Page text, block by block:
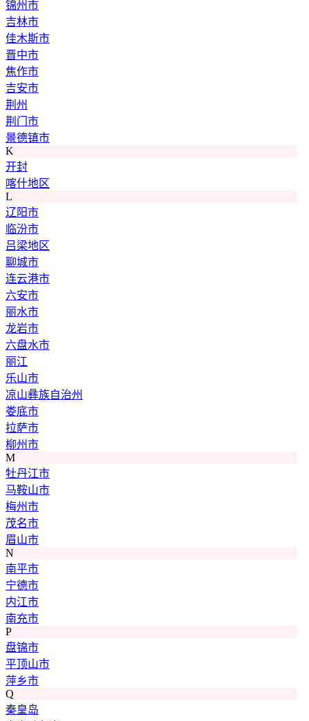
锦州市
吉林市
佳木斯市
晋中市
焦作市
吉安市
荆州
荆门市
景德镇市
K
开封
喀什地区
L
辽阳市
临汾市
吕梁地区
聊城市
连云港市
六安市
丽水市
龙岩市
六盘水市
丽江
乐山市
凉山彝族自治州
娄底市
拉萨市
柳州市
M
牡丹江市
马鞍山市
梅州市
茂名市
眉山市
N
南平市
宁德市
内江市
南充市
P
盘锦市
平顶山市
萍乡市
Q
秦皇岛